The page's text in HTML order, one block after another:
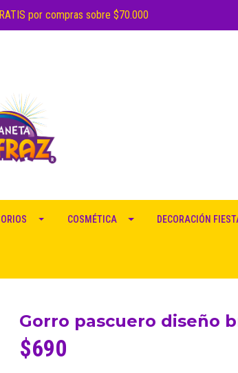
por compras sobre $70.000
COSMÉTICA DECORACIÓN
Gorro pascuero diseño
$690